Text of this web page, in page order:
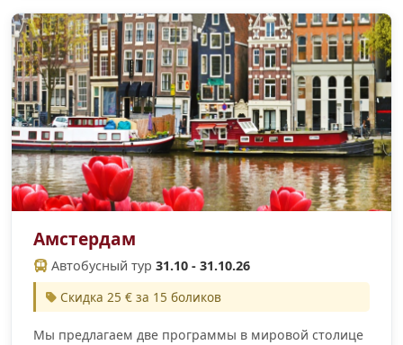
Амстердам
Автобусный тур 31.10 - 31.10.26
Скидка 25 € за 15 боликов
Мы предлагаем две программы в мировой столице